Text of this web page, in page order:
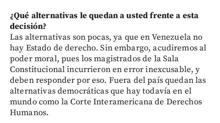
¿Qué alternativas le quedan a usted frente a esta
decisión?
Las alternativas son pocas, ya que en Venezuela no
hay Estado de derecho. Sin embargo, acudiremos al
poder moral, pues los magistrados de la Sala
Constitucional incurrieron en error inexcusable, y
deben responder por eso. Fuera del país quedan las
alternativas democráticas que hay todavía en el
mundo como la Corte Interamericana de Derechos
Humanos.